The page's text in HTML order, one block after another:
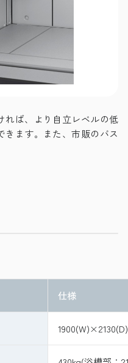
れば、より自立レベルの低
きます。また、市販のバス
仕様